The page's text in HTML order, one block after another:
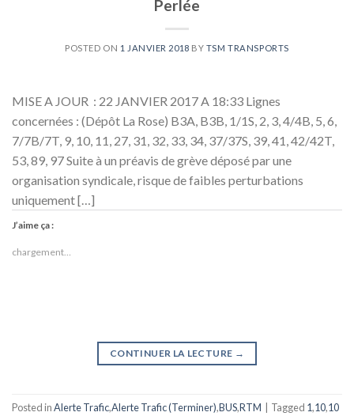
Perlée
POSTED ON 1 JANVIER 2018 BY TSM TRANSPORTS
MISE A JOUR : 22 JANVIER 2017 A 18:33 Lignes
concernées : (Dépôt La Rose) B3A, B3B, 1/1S, 2, 3, 4/4B, 5, 6,
7/7B/7T, 9, 10, 11, 27, 31, 32, 33, 34, 37/37S, 39, 41, 42/42T,
53, 89, 97 Suite à un préavis de grève déposé par une
organisation syndicale, risque de faibles perturbations
uniquement […]
J’aime ça :
chargement…
CONTINUER LA LECTURE →
Posted inAlerte Trafic,Alerte Trafic (Terminer),BUS,RTM Tagged 1,10,10